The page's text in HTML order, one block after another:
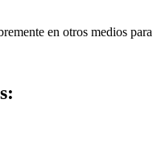
en otros medios